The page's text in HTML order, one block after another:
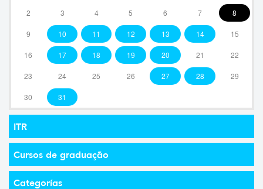
2 3 4 5 6 7 8
9 10 11 12 13 14 15
16 17 18 19 20 21 22
23 24 25 26 27 28 29
30 31
ITR
Cursos de graduação
Categorías